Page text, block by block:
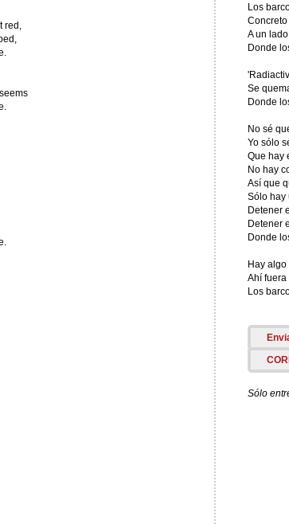
red,
Los
A un
Donde
Se
Donde
No sé
Yo sólo
Que hay
No hay
Así que
Sólo hay
Detener
Detener
Donde
Hay algo
Ahí fuera
Los
Sólo